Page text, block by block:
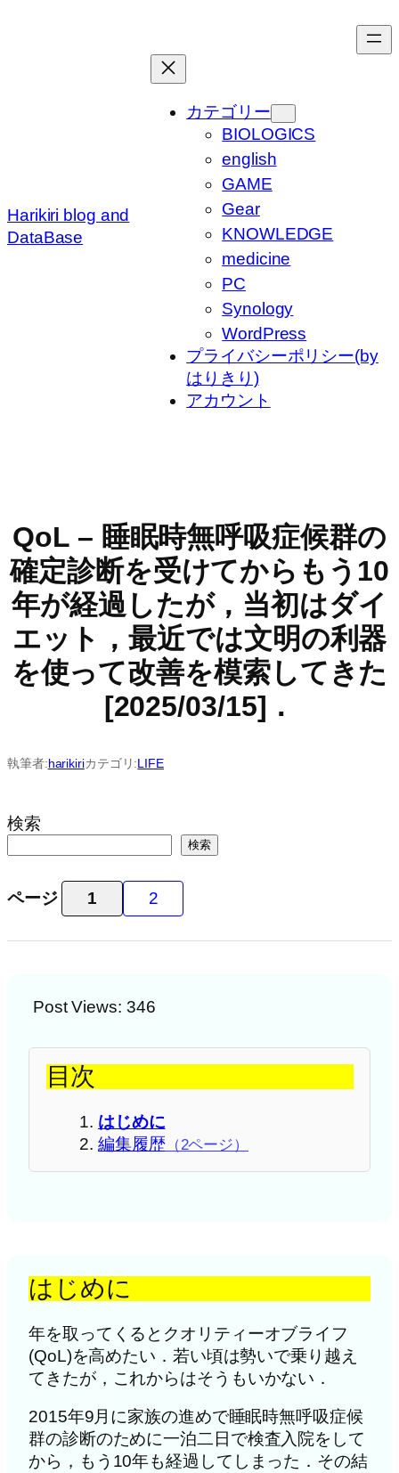
Harikiri blog and
DataBase
カテゴリー
BIOLOGICS
english
GAME
Gear
KNOWLEDGE
medicine
PC
Synology
WordPress
プライバシーポリシー(by
はりきり)
アカウント
QoL – 睡眠時無呼吸症候群の
確定診断を受けてからもう10
年が経過したが，当初はダイ
エット，最近では文明の利器
を使って改善を模索してきた
[2025/03/15]．
執筆者:harikiriカテゴリ:LIFE
検索
検索
ページ 1 2
Post Views: 346
目次
はじめに
編集履歴（2ページ）
はじめに
年を取ってくるとクオリティーオブライフ
(QoL)を高めたい．若い頃は勢いで乗り越え
てきたが，これからはそうもいかない．
2015年9月に家族の進めで睡眠時無呼吸症候
群の診断のために一泊二日で検査入院をして
から，もう10年も経過してしまった．その結